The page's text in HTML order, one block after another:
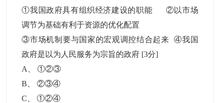
①我国政府具有组织经济建设的职能 ②以市场
调节为基础有利于资源的优化配置
③市场机制要与国家的宏观调控结合起来 ④我国
政府是以为人民服务为宗旨的政府 [3分]
A
、①②③
B 、②③④
C 、①②④